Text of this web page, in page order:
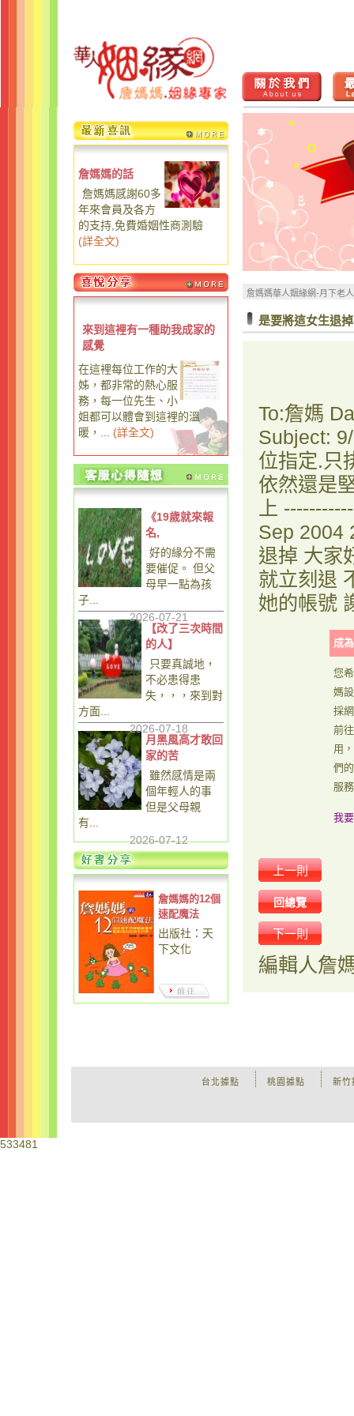
詹媽媽的話
詹媽媽感謝60多
年來會員及各方
的支持,免費婚姻性商測驗
(詳全文)
來到這裡有一種助我成家的
感覺
在這裡每位工作的大
姊，都非常的熱心服
務，每一位先生、小
姐都可以體會到這裡的溫
暖，...
(詳全文)
《19歲就來報
名,
好的緣分不需
要催促。 但父
母早一點為孩
子...
2026-07-21
【改了三次時間
的人】
只要真誠地，
不必患得患
失，，，來到對
方面...
2026-07-18
月黑風高才敢回
家的苦
雖然感情是兩
個年輕人的事
但是父母親
有...
2026-07-12
詹媽媽的12個
速配魔法
出版社：天
下文化
詹媽媽華人姻緣網-月下老
是要將這女生退
To:詹媽
Subject:
位指定.只
依然還是
上
Sep 2004
退掉 大家
就立刻退
她的帳號
成
您
媽
採
前
用
們
服
我
上一則
回總覽
下一則
編輯人詹
新竹
桃園據點
台北據點
533481